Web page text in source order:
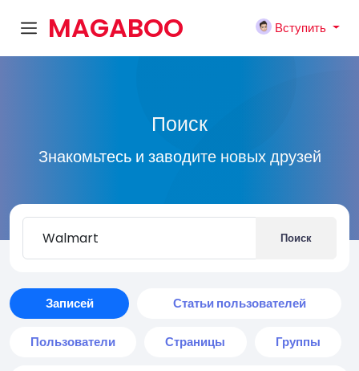
MAGABOO
Вступить
Поиск
Знакомьтесь и заводите новых друзей
Поиск
Записей Статьи пользователей
Пользователи Страницы Группы